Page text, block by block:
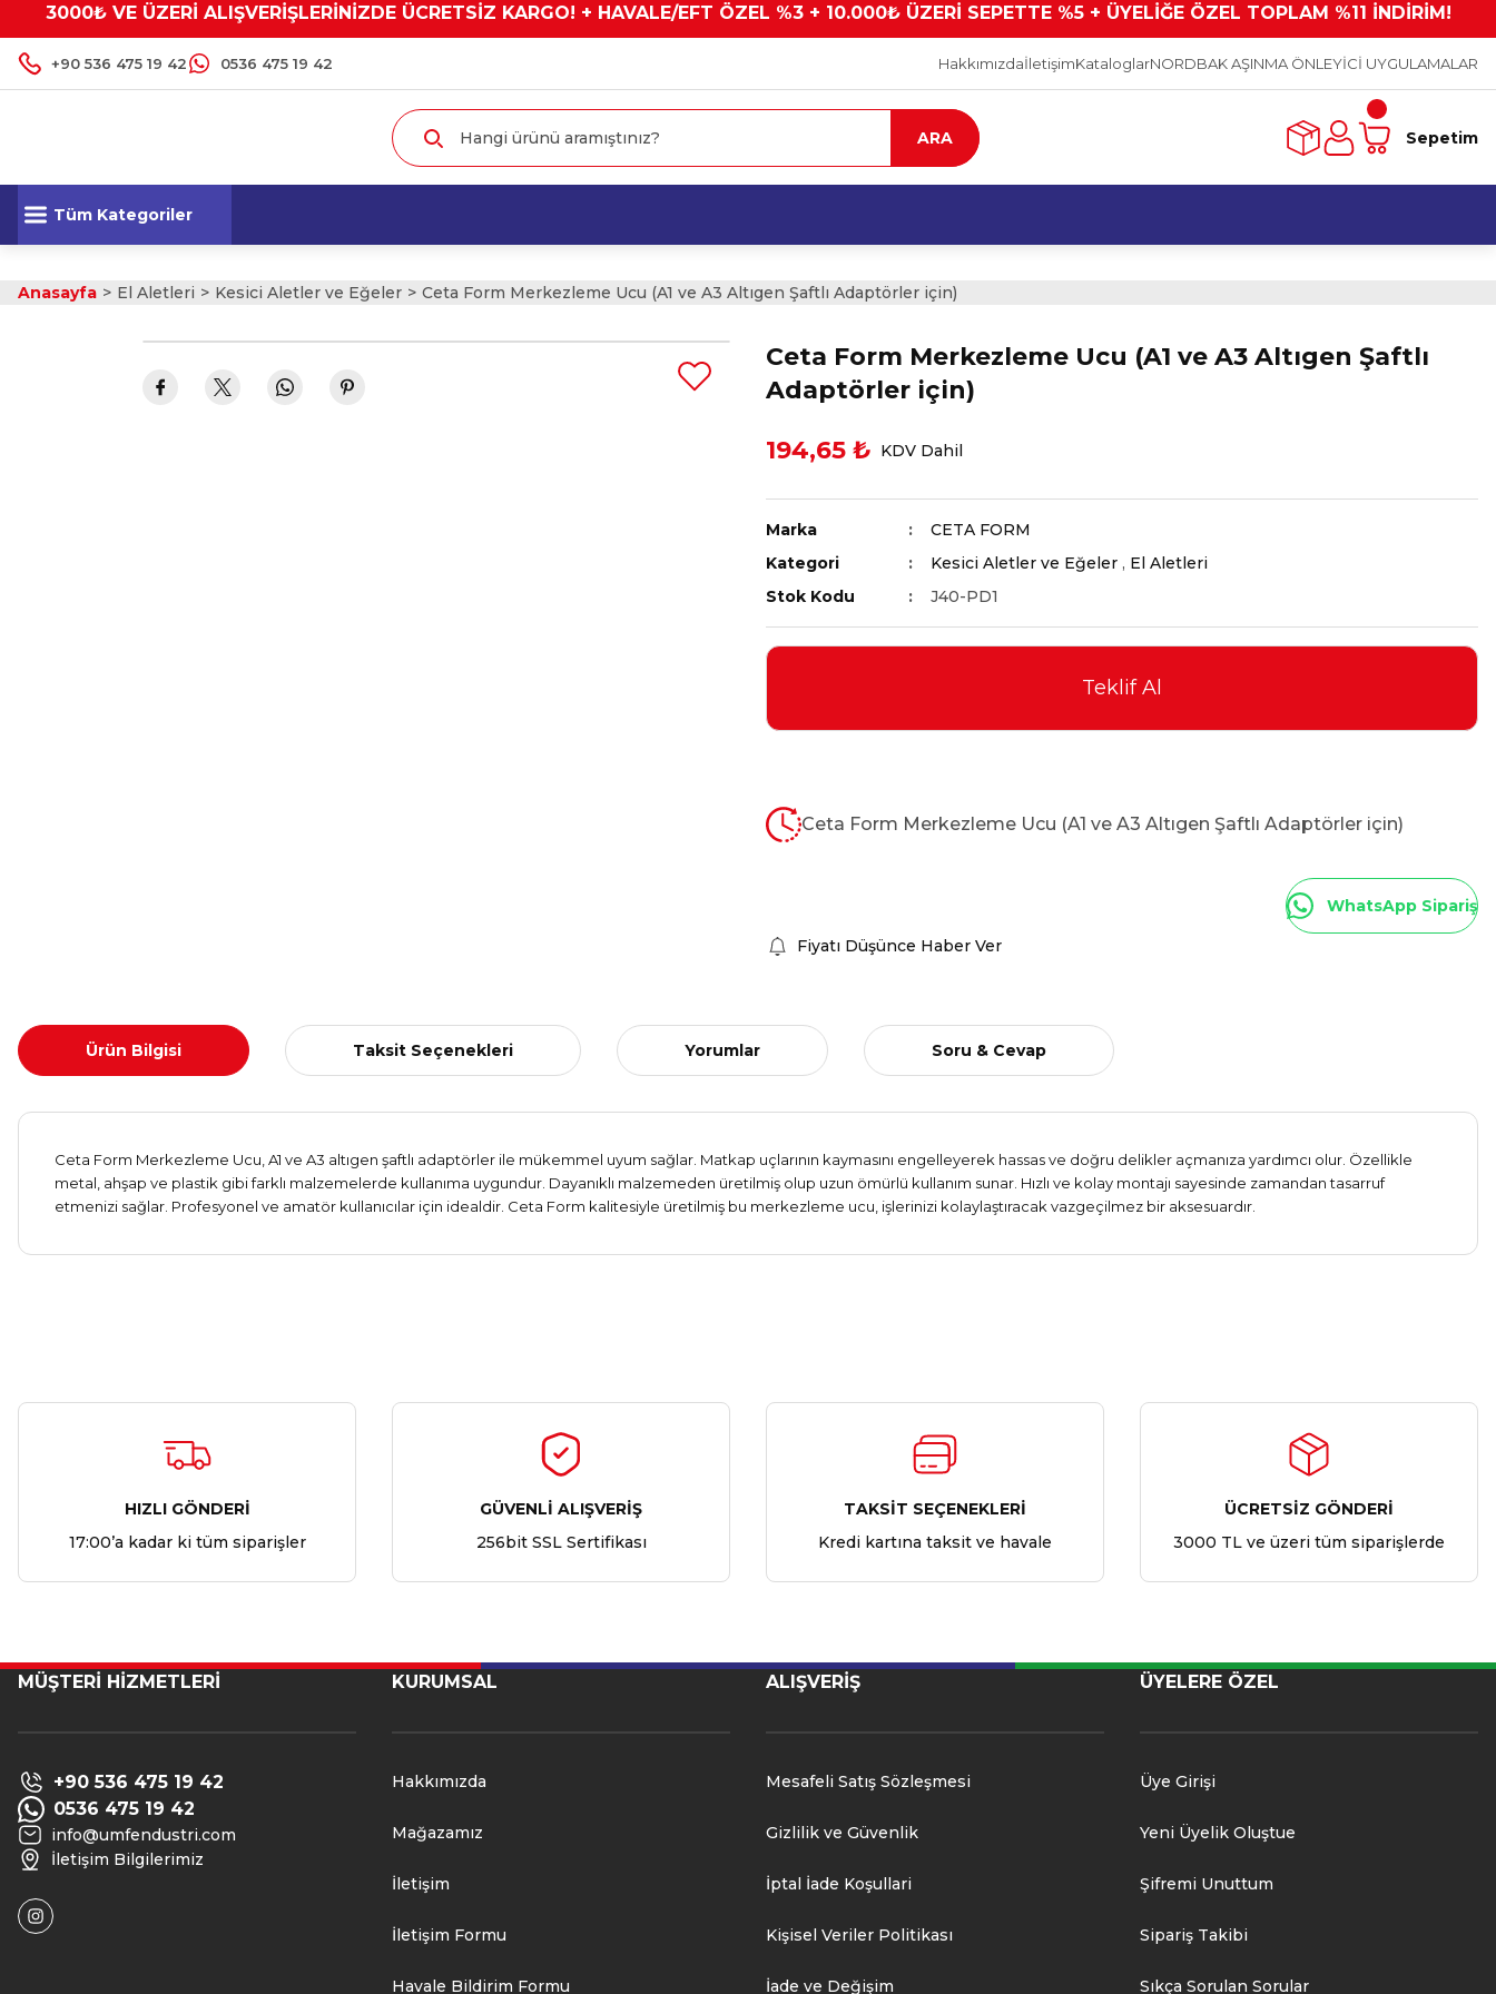
3000₺ VE ÜZERİ ALIŞVERİŞLERİNİZDE ÜCRETSİZ KARGO! + HAVALE/EFT ÖZEL %3 + 10.000₺ ÜZERİ SEPETTE %5 + ÜYELİĞE ÖZEL TOPLAM %11 İNDİRİM!
+90 536 475 19 42 0536 475 19 42 HakkımızdaİletişimKataloglarNORDBAK AŞINMA ÖNLEYİCİ UYGULAMALAR
ARA Sepetim
Tüm Kategoriler
Anasayfa El Aletleri Kesici Aletler ve Eğeler Ceta Form Merkezleme Ucu (A1 ve A3 Altıgen Şaftlı Adaptörler için)
Ceta Form Merkezleme Ucu (A1 ve A3 Altıgen Şaftlı
Adaptörler için)
194,65 ₺ KDV Dahil
Marka
CETA FORM
Kategori
Kesici Aletler ve Eğeler , El Aletleri
Stok Kodu
J40-PD1
Teklif Al
Ceta Form Merkezleme Ucu (A1 ve A3 Altıgen Şaftlı Adaptörler için)
WhatsApp Sipariş
Fiyatı Düşünce Haber Ver
Ürün Bilgisi Taksit Seçenekleri Yorumlar Soru & Cevap
Ceta Form Merkezleme Ucu, A1 ve A3 altıgen şaftlı adaptörler ile mükemmel uyum sağlar. Matkap uçlarının kaymasını engelleyerek hassas ve doğru delikler açmanıza yardımcı olur. Özellikle
metal, ahşap ve plastik gibi farklı malzemelerde kullanıma uygundur. Dayanıklı malzemeden üretilmiş olup uzun ömürlü kullanım sunar. Hızlı ve kolay montajı sayesinde zamandan tasarruf
etmenizi sağlar. Profesyonel ve amatör kullanıcılar için idealdir. Ceta Form kalitesiyle üretilmiş bu merkezleme ucu, işlerinizi kolaylaştıracak vazgeçilmez bir aksesuardır.
Yorum Yaz
Soru Sor
HIZLI GÖNDERİ
17:00’a kadar ki tüm siparişler
GÜVENLİ ALIŞVERİŞ
256bit SSL Sertifikası
TAKSİT SEÇENEKLERİ
Kredi kartına taksit ve havale
ÜCRETSİZ GÖNDERİ
3000 TL ve üzeri tüm siparişlerde
MÜŞTERİ HİZMETLERİ
+90 536 475 19 42
0536 475 19 42
info@umfendustri.com
İletişim Bilgilerimiz
KURUMSAL
Hakkımızda
Mağazamız
İletişim
İletişim Formu
Havale Bildirim Formu
ALIŞVERİŞ
Mesafeli Satış Sözleşmesi
Gizlilik ve Güvenlik
İptal İade Koşullari
Kişisel Veriler Politikası
İade ve Değişim
ÜYELERE ÖZEL
Üye Girişi
Yeni Üyelik Oluştue
Şifremi Unuttum
Sipariş Takibi
Sıkça Sorulan Sorular